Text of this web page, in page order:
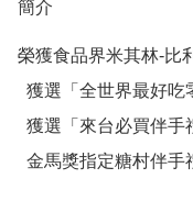
簡介
榮獲食品界米其林-比